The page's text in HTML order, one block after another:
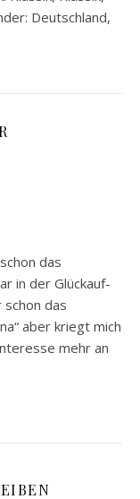
Deutschland,
das
in der Glückauf-
schon das
aber kriegt mich
mehr an